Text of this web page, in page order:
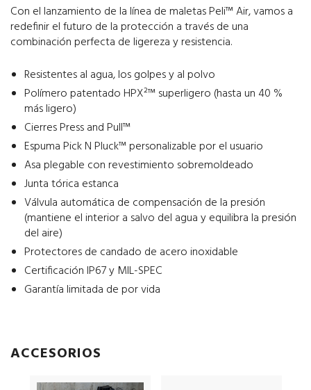
Con el lanzamiento de la línea de maletas Peli™ Air, vamos a
redefinir el futuro de la protección a través de una
combinación perfecta de ligereza y resistencia.
Resistentes al agua, los golpes y al polvo
Polímero patentado HPX²™ superligero (hasta un 40 %
más ligero)
Cierres Press and Pull™
Espuma Pick N Pluck™ personalizable por el usuario
Asa plegable con revestimiento sobremoldeado
Junta tórica estanca
Válvula automática de compensación de la presión
(mantiene el interior a salvo del agua y equilibra la presión
del aire)
Protectores de candado de acero inoxidable
Certificación IP67 y MIL-SPEC
Garantía limitada de por vida
ACCESORIOS